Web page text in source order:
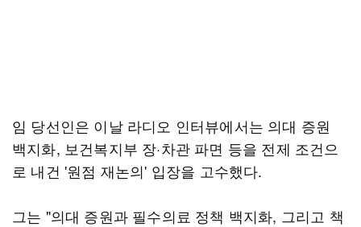
임 당선인은 이날 라디오 인터뷰에서는 의대 증원
백지화, 보건복지부 장·차관 파면 등을 전제 조건으
로 내건 '원점 재논의' 입장을 고수했다.
그는 "의대 증원과 필수의료 정책 백지화, 그리고 책